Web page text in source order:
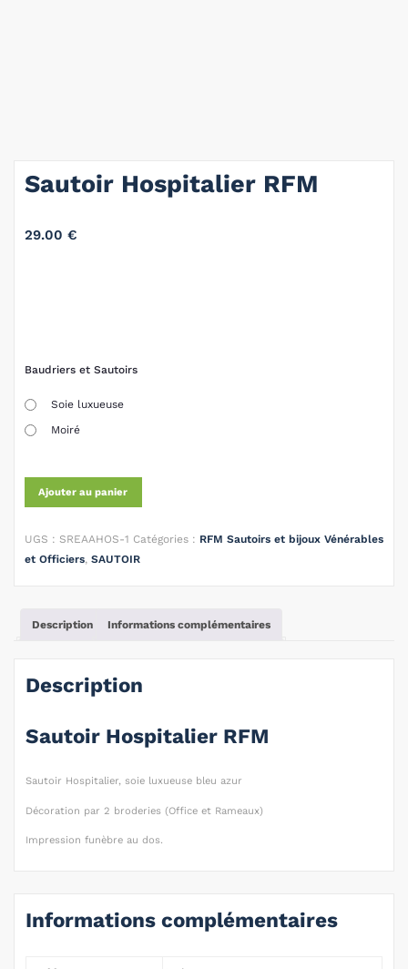
Sautoir Hospitalier RFM
29.00 €
Baudriers et Sautoirs
Soie luxueuse
Moiré
Ajouter au panier
UGS : SREAAHOS-1 Catégories : RFM Sautoirs et bijoux Vénérables
et Officiers, SAUTOIR
Description Informations complémentaires
Description
Sautoir Hospitalier RFM
Sautoir Hospitalier, soie luxueuse bleu azur
Décoration par 2 broderies (Office et Rameaux)
Impression funèbre au dos.
Informations complémentaires